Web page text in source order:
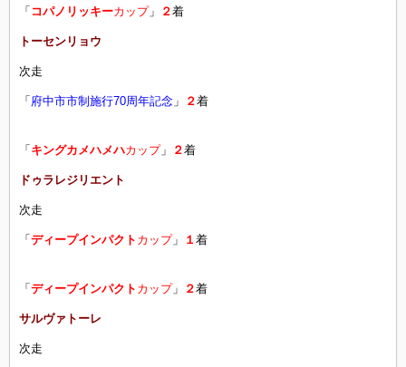
「 コパノリッキーカップ」 ２着
トーセンリョウ
次走
「 府中市市制施行70周年記念 」 ２着
「 キングカメハメハカップ」 ２着
ドゥラレジリエント
次走
「 ディープインパクト カップ」 １着
「 ディープインパクト カップ」 ２着
サルヴァトーレ
次走